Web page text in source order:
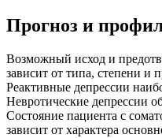
Прогноз и
Возможный исход и
зависит от типа, степени и
Реактивные депрессии
Невротические депрессии
Состояние пациента с
зависит от характера